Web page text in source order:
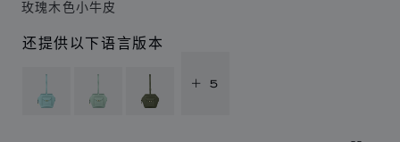
玫瑰木色小牛皮
还提供以下语言版本
+ 5